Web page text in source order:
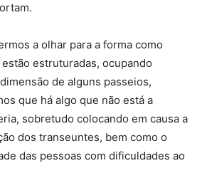
a olhar para a forma como
estruturadas, ocupando
de alguns passeios,
que há algo que não está a
sobretudo colocando em causa a
dos transeuntes, bem como o
das pessoas com dificuldades ao